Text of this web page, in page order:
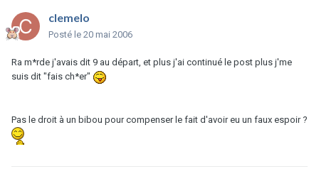
clemelo
Posté le 20 mai 2006
Ra m*rde j'avais dit 9 au départ, et plus j'ai continué le post plus j'me
suis dit "fais ch*er"
Pas le droit à un bibou pour compenser le fait d'avoir eu un faux espoir ?